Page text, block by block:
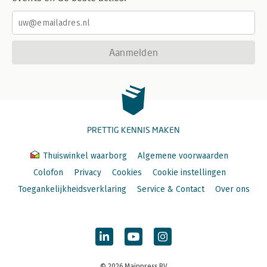
Aanmelden
PRETTIG KENNIS MAKEN
Thuiswinkel waarborg
Algemene voorwaarden
Colofon
Privacy Cookies
Cookie instellingen
Toegankelijkheidsverklaring
Service & Contact Over ons